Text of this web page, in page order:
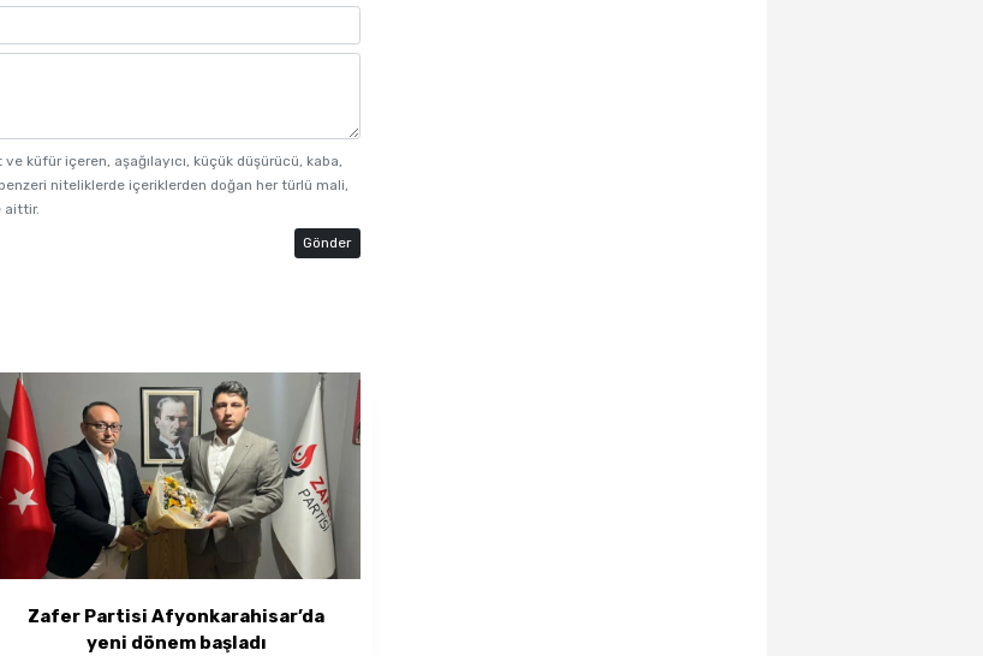
küfür içeren, aşağılayıcı, küçük düşürücü, kaba,
niteliklerde içeriklerden doğan her türlü mali,
aittir.
Gönder
Zafer Partisi Afyonkarahisar’da
yeni dönem başladı